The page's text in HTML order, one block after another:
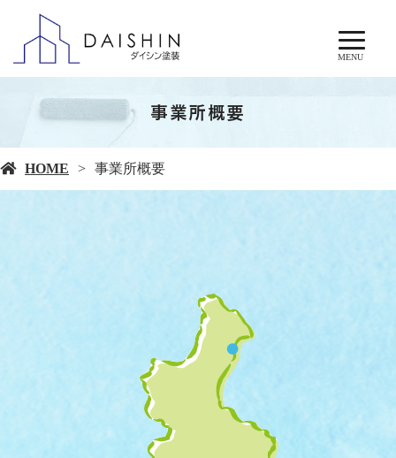
MENU
事業所概要
HOME 事業所概要